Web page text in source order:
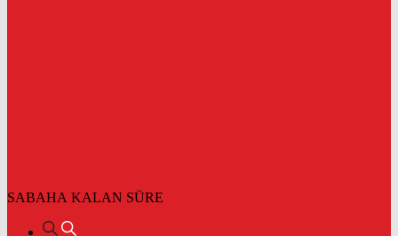
SABAHA KALAN SÜRE